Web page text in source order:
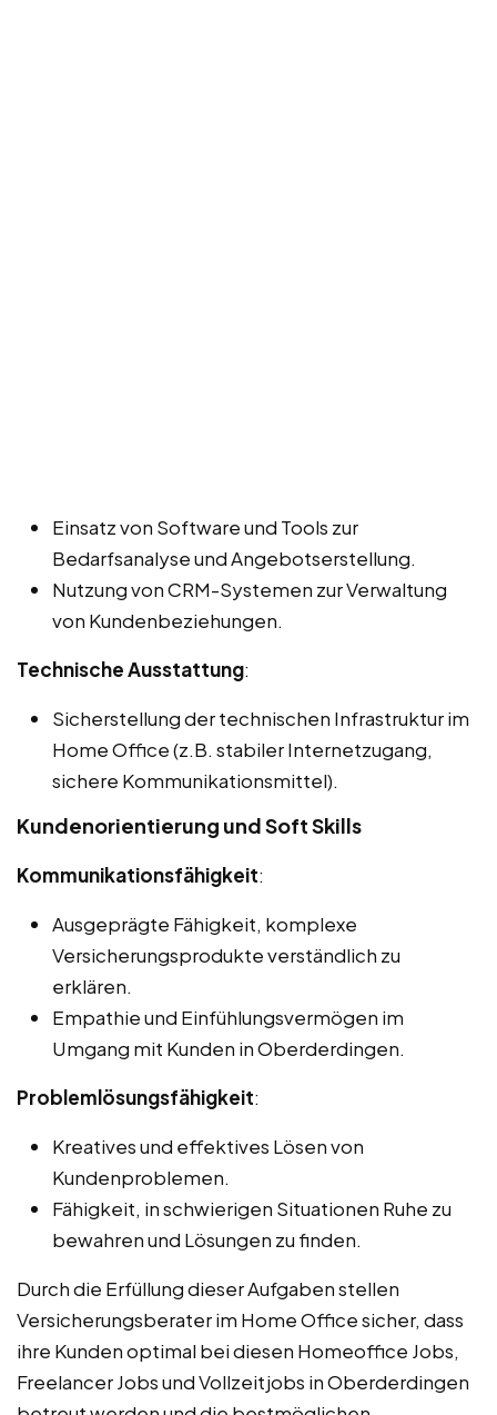
Einsatz von Software und Tools zur
Bedarfsanalyse und Angebotserstellung.
Nutzung von CRM-Systemen zur Verwaltung
von Kundenbeziehungen.
Technische Ausstattung:
Sicherstellung der technischen Infrastruktur im
Home Office (z.B. stabiler Internetzugang,
sichere Kommunikationsmittel).
Kundenorientierung und Soft Skills
Kommunikationsfähigkeit:
Ausgeprägte Fähigkeit, komplexe
Versicherungsprodukte verständlich zu
erklären.
Empathie und Einfühlungsvermögen im
Umgang mit Kunden in Oberderdingen.
Problemlösungsfähigkeit:
Kreatives und effektives Lösen von
Kundenproblemen.
Fähigkeit, in schwierigen Situationen Ruhe zu
bewahren und Lösungen zu finden.
Durch die Erfüllung dieser Aufgaben stellen
Versicherungsberater im Home Office sicher, dass
ihre Kunden optimal bei diesen Homeoffice Jobs,
Freelancer Jobs und Vollzeitjobs in Oberderdingen